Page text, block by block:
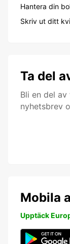
Hantera din
Skriv ut ditt
Ta del
Bli en del
nyhetsbrev
Mobila
Upptäck